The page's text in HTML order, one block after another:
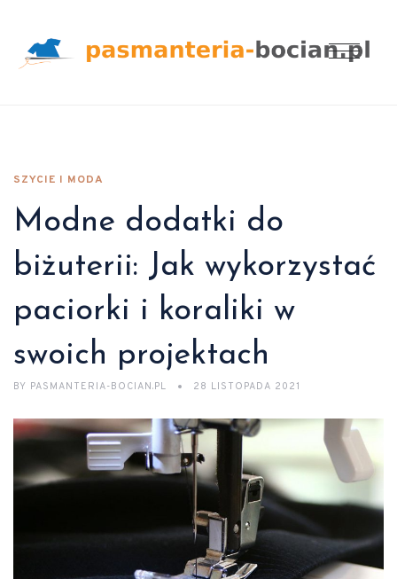
SZYCIE I MODA
Modne dodatki do
biżuterii: Jak wykorzystać
paciorki i koraliki w
swoich projektach
BY PASMANTERIA-BOCIAN.PL 28 LISTOPADA 2021